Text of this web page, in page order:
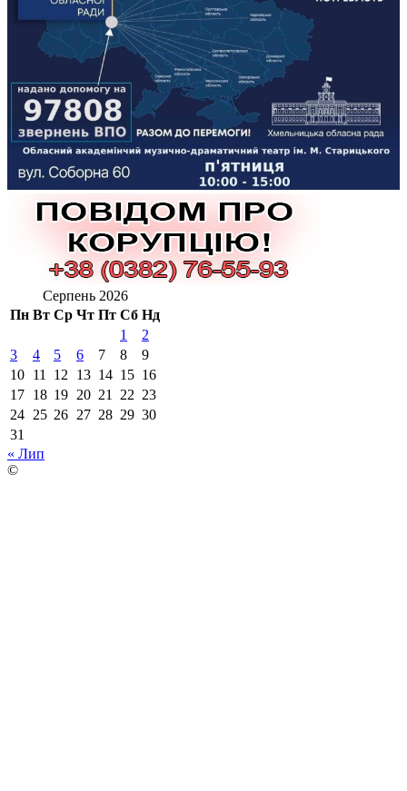
Серпень 2026
Пн Вт Ср Чт Пт Сб Нд
1
2
3
4 5 6 7 8
9
10 11 12 13 14 15 16
17 18 19 20 21 22 23
24 25 26 27 28 29 30
31
« Лип
©